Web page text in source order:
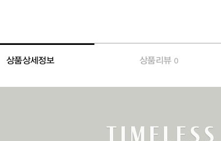
상품상세정보 상품리뷰 0